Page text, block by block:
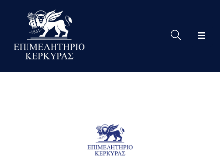
Το
Eπιμελητήριο